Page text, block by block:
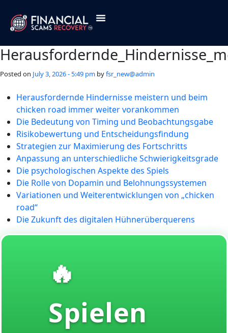
Posted on July 3, 2026 - 5:49 pm byfsr_new@admin
Herausfordernde Hindernisse meistern und beim
chicken road immer weiter vorankommen
Die Bedeutung von Timing und Beobachtungsgabe
Risikobewertung und Entscheidungsfindung
Strategien zur Maximierung des Fortschritts
Anpassung an unterschiedliche Schwierigkeitsgrade
Die psychologischen Aspekte des Spiels
Die Rolle von Dopamin und Belohnungssystemen
Variationen und Weiterentwicklungen von „chicken
road“
Die Zukunft des digitalen Hühnerüberquerens
🔥
Spielen